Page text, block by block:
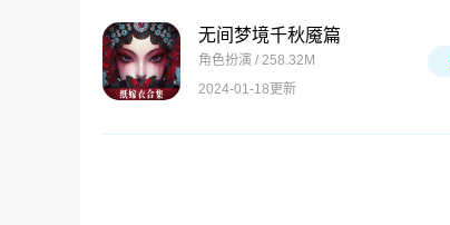
无间梦境千秋魇篇
角色扮演 / 258.32M
2024-01-18更新